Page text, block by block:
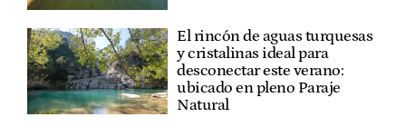
El rincón de aguas turquesas
y cristalinas ideal para
desconectar este verano:
ubicado en pleno Paraje
Natural